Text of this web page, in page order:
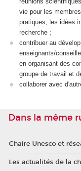
vie pour les
pratiques, les idées
recherche ;
contribuer au
enseignants/
en organisant des
groupe de travail et
collaborer avec
Dans la même
Chaire Unesco et
Les actualités de la